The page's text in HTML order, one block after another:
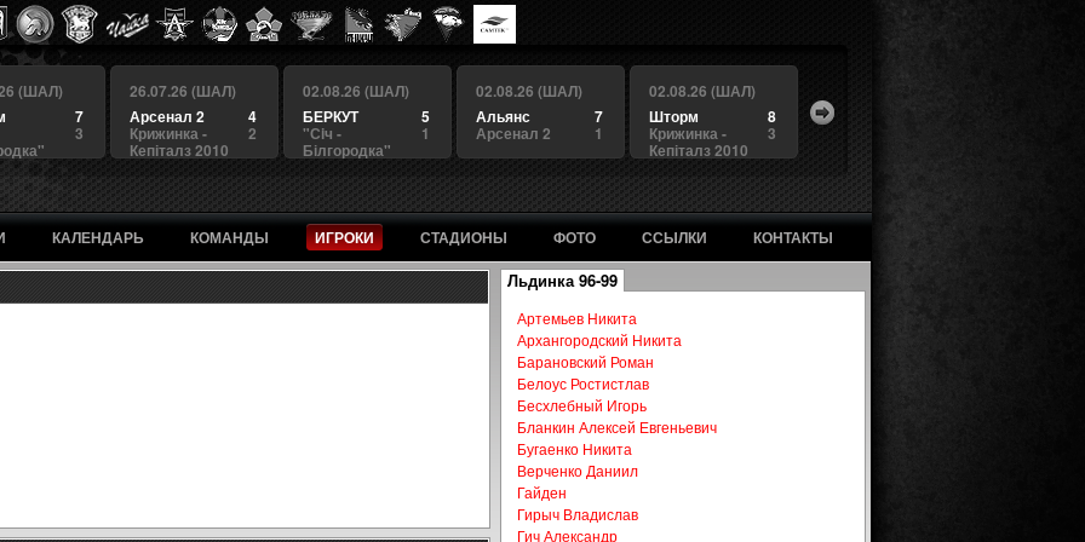
(ШАЛ)
7
3
26.07.26 (ШАЛ)
4
Арсенал 2
2
Крижинка -
Кепіталз 2010
02.08.26 (ШАЛ)
5
БЕРКУТ
1
"Сiч -
Білгородка"
02.08.26 (ШАЛ)
7
Альянс
1
Арсенал 2
02.08.26 (ШАЛ)
8
Шторм
3
Крижинка -
Кепіталз 2010
КАЛЕНДАРЬ КОМАНДЫ ИГРОКИ СТАДИОНЫ ФОТО ССЫЛКИ КОНТАКТЫ
Льдинка 96-99
Артемьев Никита
Архангородский Никита
Барановский Роман
Белоус Ростистлав
Бесхлебный Игорь
Бланкин Алексей Евгеньевич
Бугаенко Никита
Верченко Даниил
Гайден
Гирыч Владислав
Гич Александр